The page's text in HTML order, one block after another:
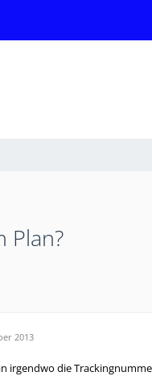
Plan?
2013
irgendwo die